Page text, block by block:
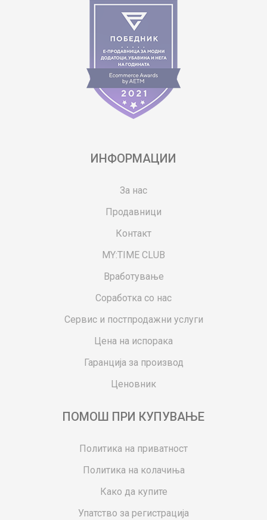
ИНФОРМАЦИИ
За нас
Продавници
Контакт
MY:TIME CLUB
Вработување
Соработка со нас
Сервис и постпродажни услуги
Цена на испорака
Гаранција за производ
Ценовник
ПОМОШ ПРИ КУПУВАЊЕ
Политика на приватност
Политика на колачиња
Како да купите
Упатство за регистрација